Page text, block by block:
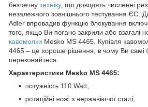
безпечну техніку, що доводять численні
незалежного зовнішнього тестування ЄС.
Adler впровадив функцію блокування
того, якщо Ви погано закрили або взагалі
кавомолки Mesko MS 4465. Купівля
4465 – це хороше рішення, в чому Ви самі
переконайтеся.
Характеристики Mesko MS 4465:
потужність 110 Watt;
ротаційні ножі з нержавіючої сталі;